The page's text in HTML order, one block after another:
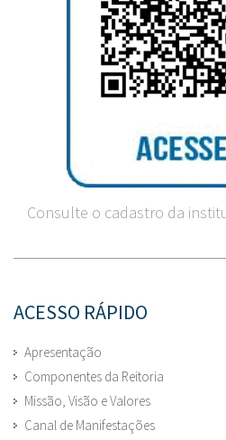
Consulte o cadastro da
ACESSO RÁPIDO
Apresentação
Componentes da Reitoria
Missão, Visão e Valores
Canal de Manifestações